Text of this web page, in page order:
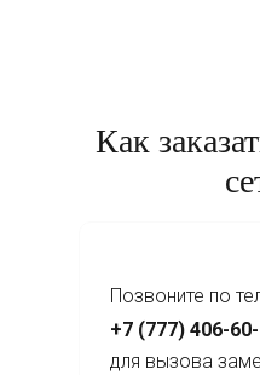
Как
Позвоните по
+7 (777) 406-60-
для вызова